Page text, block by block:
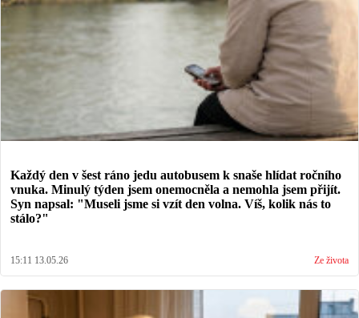
Každý den v šest ráno jedu autobusem k snaše hlídat ročního
vnuka. Minulý týden jsem onemocněla a nemohla jsem přijít.
Syn napsal: "Museli jsme si vzít den volna. Víš, kolik nás to
stálo?"
15:11 13.05.26 Ze života